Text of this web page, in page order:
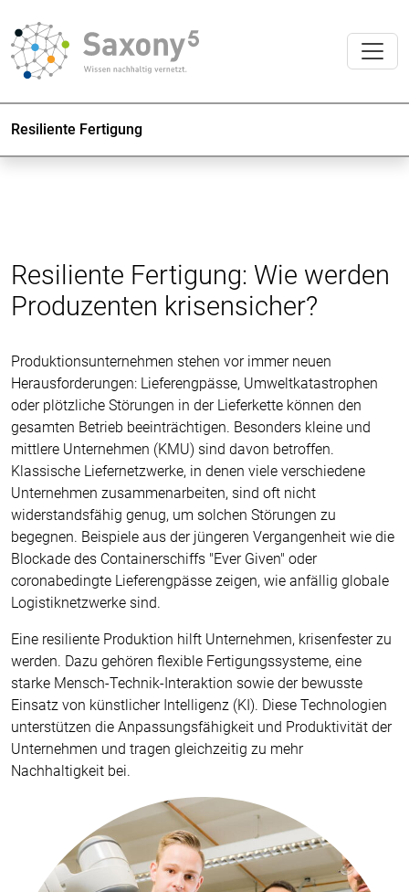
Resiliente Fertigung
Resiliente Fertigung: Wie werden
Produzenten krisensicher?
Produktionsunternehmen stehen vor immer neuen
Herausforderungen: Lieferengpässe, Umweltkatastrophen
oder plötzliche Störungen in der Lieferkette können den
gesamten Betrieb beeinträchtigen. Besonders kleine und
mittlere Unternehmen (KMU) sind davon betroffen.
Klassische Liefernetzwerke, in denen viele verschiedene
Unternehmen zusammenarbeiten, sind oft nicht
widerstandsfähig genug, um solchen Störungen zu
begegnen. Beispiele aus der jüngeren Vergangenheit wie die
Blockade des Containerschiffs "Ever Given" oder
coronabedingte Lieferengpässe zeigen, wie anfällig globale
Logistiknetzwerke sind.
Eine resiliente Produktion hilft Unternehmen, krisenfester zu
werden. Dazu gehören flexible Fertigungssysteme, eine
starke Mensch-Technik-Interaktion sowie der bewusste
Einsatz von künstlicher Intelligenz (KI). Diese Technologien
unterstützen die Anpassungsfähigkeit und Produktivität der
Unternehmen und tragen gleichzeitig zu mehr
Nachhaltigkeit bei.